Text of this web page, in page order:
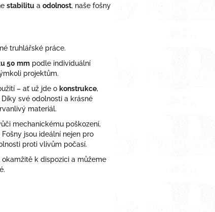
stabilitu a odolnost, naše fošny
truhlářské práce.
50 mm podle individuální
projektům.
– ať už jde o konstrukce,
své odolnosti a krásné
materiál.
mechanickému poškození,
jsou ideální nejen pro
proti vlivům počasí.
okamžitě k dispozici a můžeme